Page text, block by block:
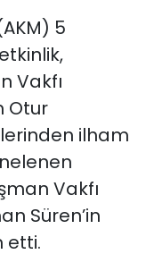
5
Vakfı
Otur
ilham
Vakfı
Süren’in
etti.